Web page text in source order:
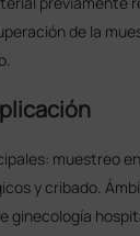
de la
muestreo
y cribado.
ginecología